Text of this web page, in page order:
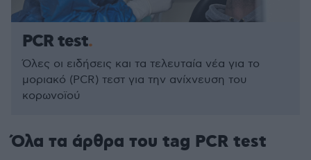
PCR test
Όλες οι ειδήσεις και τα τελευταία νέα για το
μοριακό (PCR) τεστ για την ανίχνευση του
κορωνοϊού
Όλα τα άρθρα του tag PCR test